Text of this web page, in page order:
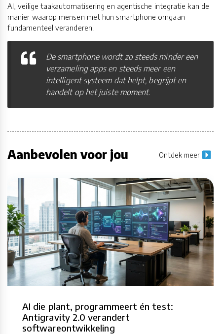
AI, veilige taakautomatisering en agentische integratie kan de
manier waarop mensen met hun smartphone omgaan
fundamenteel veranderen.
De smartphone wordt zo steeds minder een
verzameling apps en steeds meer een
intelligent systeem dat helpt, begrijpt en
handelt op het juiste moment.
Aanbevolen voor jou Ontdek meer
AI die plant, programmeert én test:
Antigravity 2.0 verandert
softwareontwikkeling